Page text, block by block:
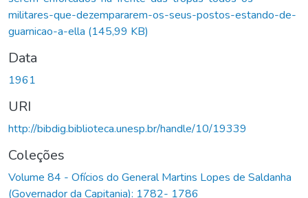
militares-que-dezempararem-os-seus-postos-estando-de-
guarnicao-a-ella (145,99 KB)
Data
1961
URI
http://bibdig.biblioteca.unesp.br/handle/10/19339
Coleções
Volume 84 - Ofícios do General Martins Lopes de Saldanha
(Governador da Capitania): 1782- 1786